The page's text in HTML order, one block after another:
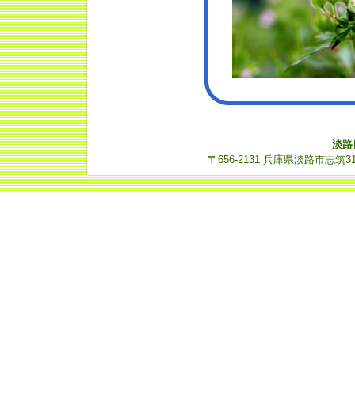
淡路
〒656-2131 兵庫県淡路市志筑